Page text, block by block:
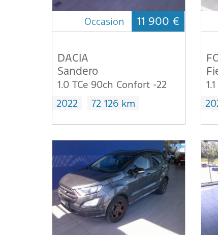
Occasion 11 900 €
DACIA
Sandero
1.0 TCe 90ch Confort -22
2022
72 126 km